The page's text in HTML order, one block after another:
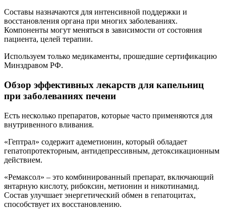
Составы назначаются для интенсивной поддержки и
восстановления органа при многих заболеваниях.
Компоненты могут меняться в зависимости от состояния
пациента, целей терапии.
Используем только медикаменты, прошедшие сертификацию
Минздравом РФ.
Обзор эффективных лекарств для капельниц
при заболеваниях печени
Есть несколько препаратов, которые часто применяются для
внутривенного вливания.
«Гептрал» содержит адеметионин, который обладает
гепатопротекторным, антидепрессивным, детоксикационным
действием.
«Ремаксол» – это комбинированный препарат, включающий
янтарную кислоту, рибоксин, метионин и никотинамид.
Состав улучшает энергетический обмен в гепатоцитах,
способствует их восстановлению.